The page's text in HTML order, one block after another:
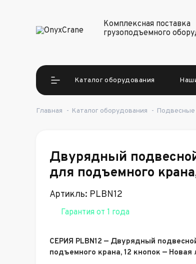
Комплексная поставка
грузоподъемного
Каталог оборудования
Главная - Каталог оборудования - Подвесные
Двурядный
для подъемного
Артикль: PLBN12
Гарантия от 1 года
СЕРИЯ PLBN12 — Двурядный
подъемного крана, 12 кнопок — Новая